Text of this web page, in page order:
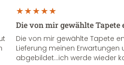
Die von mir gewählte
Die von mir gewählte Tapete
Lieferung meinen Erwartungen
abgebildet...ich werde wieder